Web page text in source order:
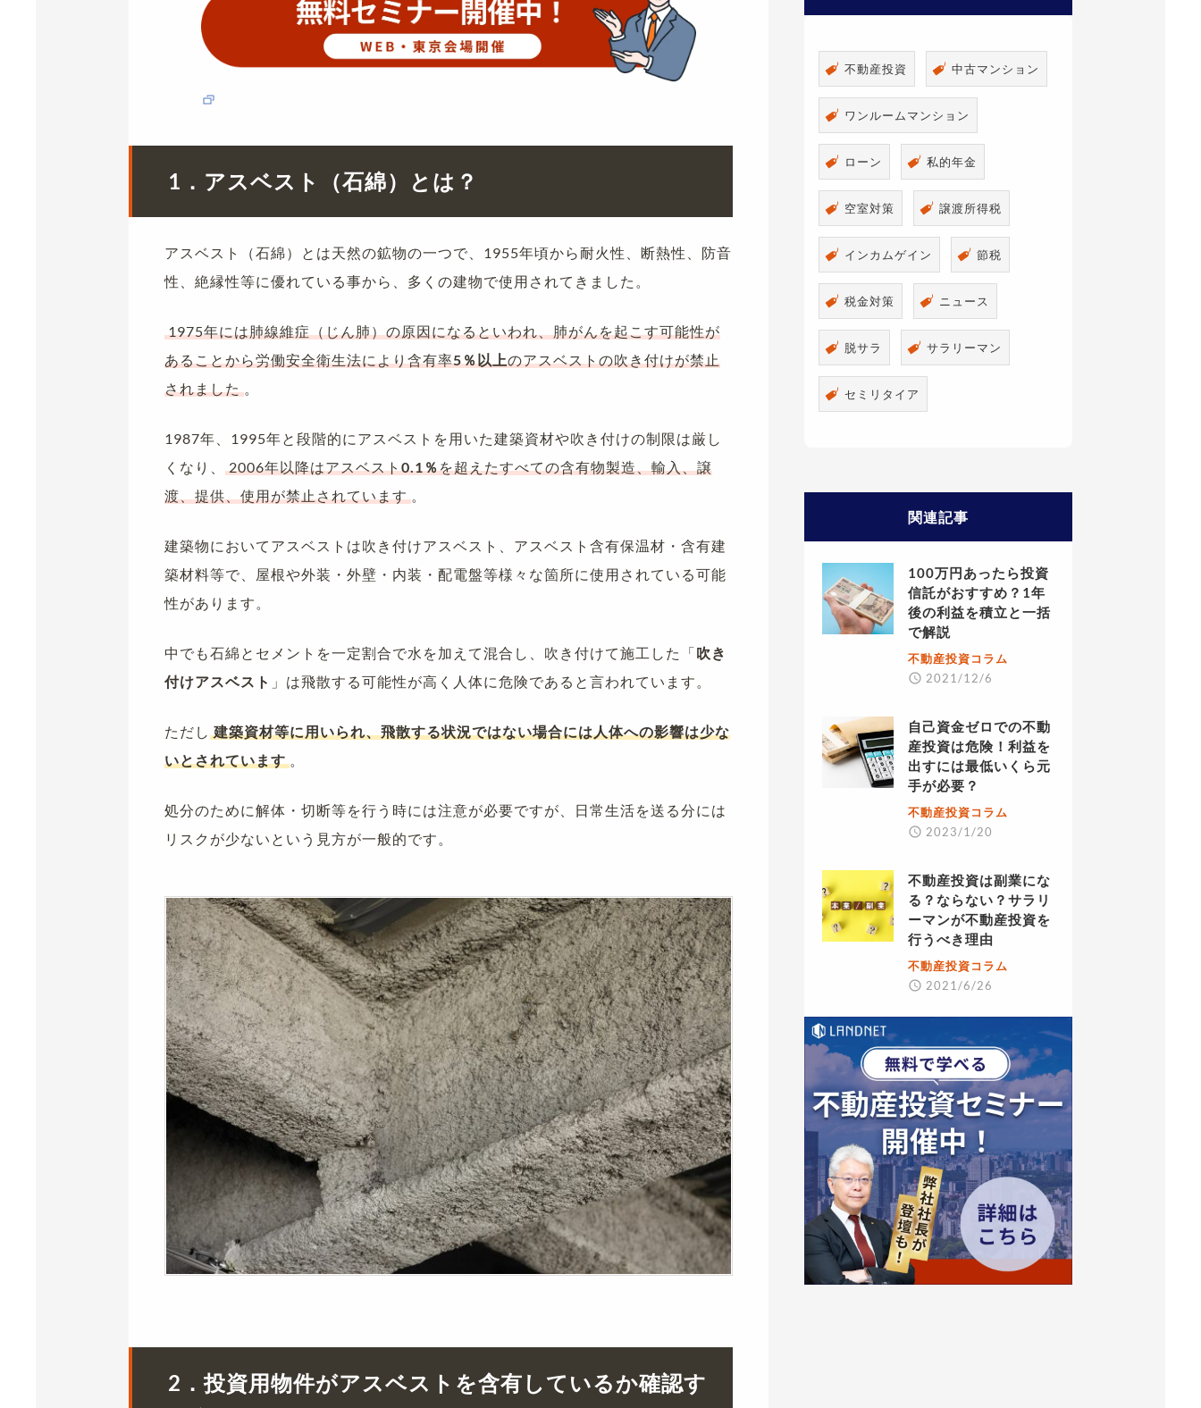
1．アスベスト（石綿）とは？
アスベスト（石綿）とは天然の鉱物の一つで、1955年頃から耐火性、断熱性、防音
性、絶縁性等に優れている事から、多くの建物で使用されてきました。
1975年には肺線維症（じん肺）の原因になるといわれ、肺がんを起こす可能性が
あることから労働安全衛生法により含有率5％以上のアスベストの吹き付けが禁止
されました 。
1987年、1995年と段階的にアスベストを用いた建築資材や吹き付けの制限は厳し
くなり、
2006年以降はアスベスト0.1％を超えたすべての含有物製造、輸入、譲
渡、提供、使用が禁止されています 。
建築物においてアスベストは吹き付けアスベスト、アスベスト含有保温材・含有建
築材料等で、屋根や外装・外壁・内装・配電盤等様々な箇所に使用されている可能
性があります。
中でも石綿とセメントを一定割合で水を加えて混合し、吹き付けて施工した「吹き
付けアスベスト 」は飛散する可能性が高く人体に危険であると言われています。
ただし 建築資材等に用いられ、飛散する状況ではない場合には人体への影響は少な
いとされています 。
処分のために解体・切断等を行う時には注意が必要ですが、日常生活を送る分には
リスクが少ないという見方が一般的です。
2．投資用物件がアスベストを含有しているか確認す
不動産投資 中古マンション
ワンルームマンション
ローン 私的年金
空室対策 譲渡所得税
インカムゲイン 節税
税金対策 ニュース
脱サラ サラリーマン
セミリタイア
関連記事
100万円あったら投資
信託がおすすめ？1年
後の利益を積立と一括
で解説
不動産投資コラム
2021/12/6
自己資金ゼロでの不動
産投資は危険！利益を
出すには最低いくら元
手が必要？
不動産投資コラム
2023/1/20
不動産投資は副業にな
る？ならない？サラリ
ーマンが不動産投資を
行うべき理由
不動産投資コラム
2021/6/26